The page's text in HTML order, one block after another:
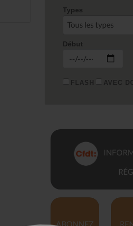
Types
Tous les types
Début
FLASH AVEC
ABONNEZ